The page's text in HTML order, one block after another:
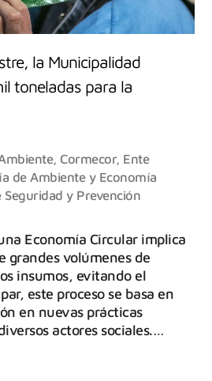
la Municipalidad
toneladas para la
,Cormecor, Ente
de Ambiente y Economía
Seguridad y Prevención
Economía Circular implica
grandes volúmenes de
insumos, evitando el
este proceso se basa en
en nuevas prácticas
actores sociales.…